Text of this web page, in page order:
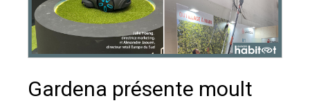
Gardena présente moult